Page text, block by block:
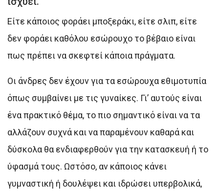
Είτε κάποιος φοράει μποξεράκι, είτε σλιπ, είτε
δεν φοράει καθόλου εσώρουχο το βέβαιο είναι
πως πρέπει να σκεφτεί κάποια πράγματα.
Οι άνδρες δεν έχουν για τα εσώρουχα εθιμοτυπία
όπως συμβαίνει με τις γυναίκες. Γι’ αυτούς είναι
ένα πρακτικό θέμα, το πιο σημαντικό είναι να τα
αλλάζουν συχνά και να παραμένουν καθαρά και
δύσκολα θα ενδιαφερθούν για την κατασκευή ή το
ύφασμά τους. Ωστόσο, αν κάποιος κάνει
γυμναστική ή δουλέψει και ιδρώσει υπερβολικά,